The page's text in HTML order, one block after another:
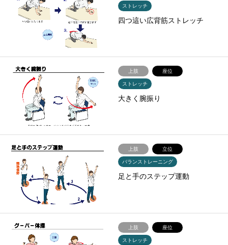
ストレッチ
四つ這い広背筋ストレッチ
上肢 座位
ストレッチ
大きく腕振り
上肢 立位
バランストレーニング
足と手のステップ運動
上肢 座位
ストレッチ